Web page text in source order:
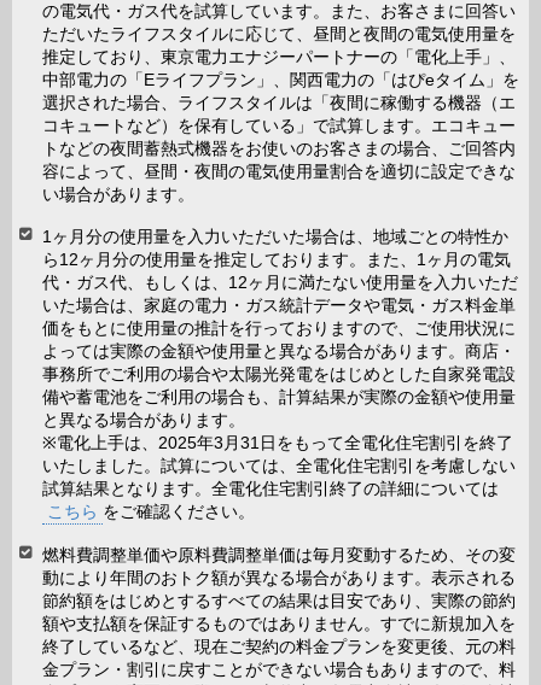
の電気代・ガス代を試算しています。また、お客さまに回答い
ただいたライフスタイルに応じて、昼間と夜間の電気使用量を
推定しており、東京電力エナジーパートナーの「電化上手」、
中部電力の「Eライフプラン」、関西電力の「はぴeタイム」を
選択された場合、ライフスタイルは「夜間に稼働する機器（エ
コキュートなど）を保有している」で試算します。エコキュー
トなどの夜間蓄熱式機器をお使いのお客さまの場合、ご回答内
容によって、昼間・夜間の電気使用量割合を適切に設定できな
い場合があります。
1ヶ月分の使用量を入力いただいた場合は、地域ごとの特性か
ら12ヶ月分の使用量を推定しております。また、1ヶ月の電気
代・ガス代、もしくは、12ヶ月に満たない使用量を入力いただ
いた場合は、家庭の電力・ガス統計データや電気・ガス料金単
価をもとに使用量の推計を行っておりますので、ご使用状況に
よっては実際の金額や使用量と異なる場合があります。商店・
事務所でご利用の場合や太陽光発電をはじめとした自家発電設
備や蓄電池をご利用の場合も、計算結果が実際の金額や使用量
と異なる場合があります。
※電化上手は、2025年3月31日をもって全電化住宅割引を終了
いたしました。試算については、全電化住宅割引を考慮しない
試算結果となります。全電化住宅割引終了の詳細については
こちら をご確認ください。
燃料費調整単価や原料費調整単価は毎月変動するため、その変
動により年間のおトク額が異なる場合があります。表示される
節約額をはじめとするすべての結果は目安であり、実際の節約
額や支払額を保証するものではありません。すでに新規加入を
終了しているなど、現在ご契約の料金プランを変更後、元の料
金プラン・割引に戻すことができない場合もありますので、料